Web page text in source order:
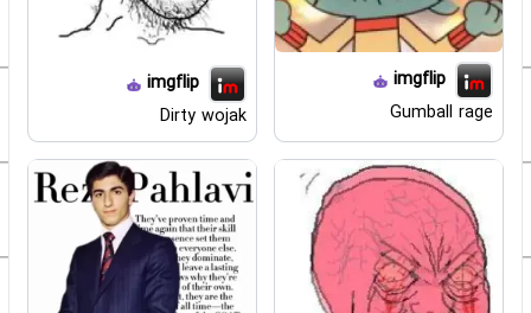
imgflip
Gumball rage
imgflip
Dirty wojak